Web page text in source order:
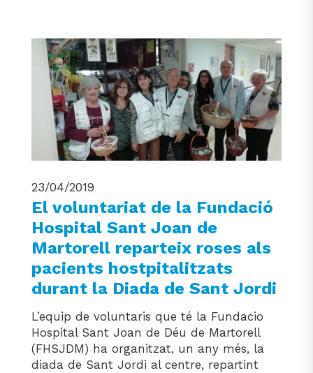
23/04/2019
El voluntariat de la Fundació
Hospital Sant Joan de
Martorell reparteix roses als
pacients hostpitalitzats
durant la Diada de Sant Jordi
L’equip de voluntaris que té la Fundacio
Hospital Sant Joan de Déu de Martorell
(FHSJDM) ha organitzat, un any més, la
diada de Sant Jordi al centre, repartint